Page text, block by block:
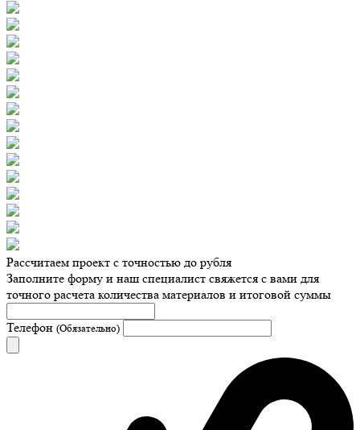
Рассчитаем проект с точностью до рубля
Заполните форму и наш специалист свяжется с вами для
точного расчета количества материалов и итоговой суммы
Телефон (Обязательно)